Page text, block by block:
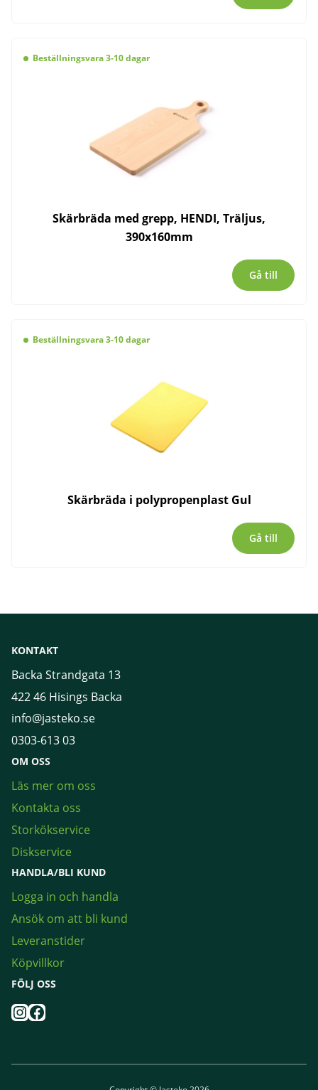
Beställningsvara 3-10 dagar
Skärbräda med grepp, HENDI, Träljus,
390x160mm
Gå till
Beställningsvara 3-10 dagar
Skärbräda i polypropenplast Gul
Gå till
KONTAKT
Backa Strandgata 13
422 46 Hisings Backa
info@jasteko.se
0303-613 03
OM OSS
Läs mer om oss
Kontakta oss
Storkökservice
Diskservice
HANDLA/BLI KUND
Logga in och handla
Ansök om att bli kund
Leveranstider
Köpvillkor
FÖLJ OSS
Instagram
Facebook